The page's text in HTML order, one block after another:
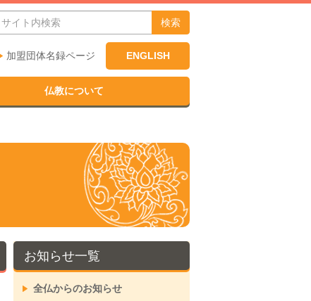
検索
加盟団体名録ページ ENGLISH
仏教について
お知らせ一覧
全仏からのお知らせ